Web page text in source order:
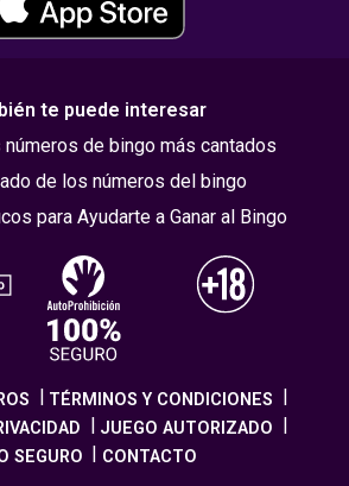
te puede interesar
de bingo más cantados
de los números del bingo
para Ayudarte a Ganar al Bingo
TÉRMINOS Y CONDICIONES
JUEGO AUTORIZADO
SEGURO
CONTACTO